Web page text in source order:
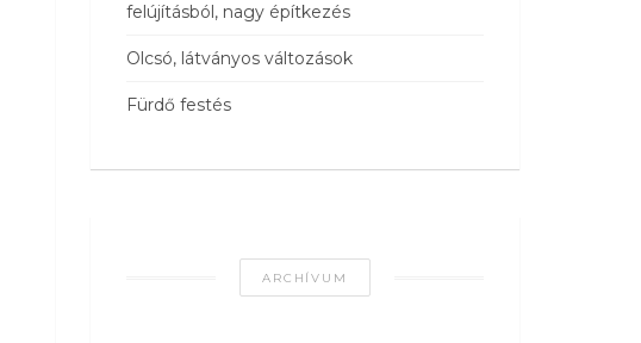
felújításból, nagy építkezés
Olcsó, látványos változások
Fürdő festés
ARCHÍVUM